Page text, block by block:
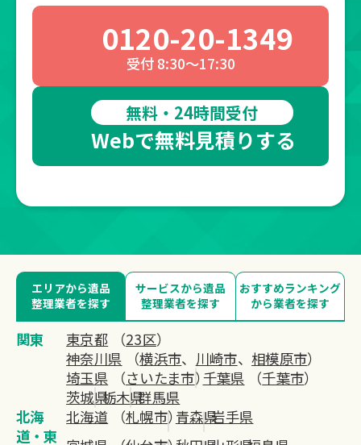
0120-20-1349
受付 8:30～17:30
無料・24時間受付
Webで無料見積りする
エリアから遺品
整理業者を探す
サービスから遺品
整理業者を探す
おすすめランキング
から業者を探す
関東 東京都 （23区）
神奈川県 （横浜市、 川崎市、 相模原市）
埼玉県 （さいたま市）千葉県 （千葉市）
茨城県栃木県群馬県
北海
道・東
北海道 （札幌市）青森県岩手県